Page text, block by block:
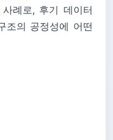
례로, 후기 데이터
조의 공정성에 어떤